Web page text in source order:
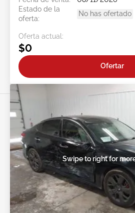
Estado de la
oferta:
No has ofertado
Oferta actual:
$0
Ofertar
Swipe to right for